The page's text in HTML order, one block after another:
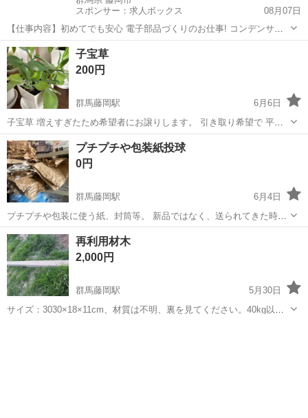
スポンサー：求人ボックス
08月07日
【仕事内容】初めてでも安心 電子部品づくりのお仕事! コンデンサー
を装置にセット→ボタンを押す→検査→梱包 細かい作業もあります
が、すぐに慣れます スクリーンマスクの作成もお任せ! →装置操作&取
り出し→テープで固定するだけ 未経...
アルバイト・パート
子宝草
200円
群馬藤岡駅
6月6日
子宝草 増えすぎたため希望者にお譲りします。 引き取り希望で 平日
ならば20時過ぎ 土日ならば調整出来ます。
群馬 藤岡市 群馬藤岡駅 その他
プチプチや包装紙投球
0円
群馬藤岡駅
6月4日
プチプチや包装に使う紙、封筒等。 新品ではなく、送られてきた時の
物ですが沢山ありますので、メルカリやオークションとかで利用され
る方。 自己紹介を読んでいただき藤岡まで取りに来られる方に差し上
げます。
群馬 藤岡市 群馬藤岡駅
再利用材木
2,000円
群馬藤岡駅
5月30日
サイズ：3030×18×11cm、材質は不明、裏を見てください。40kg以上